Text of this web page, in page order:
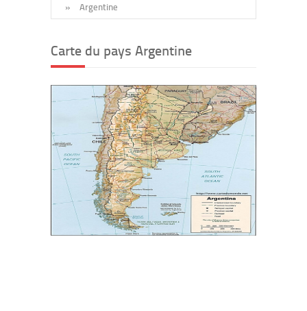
» Argentine
Carte du pays Argentine